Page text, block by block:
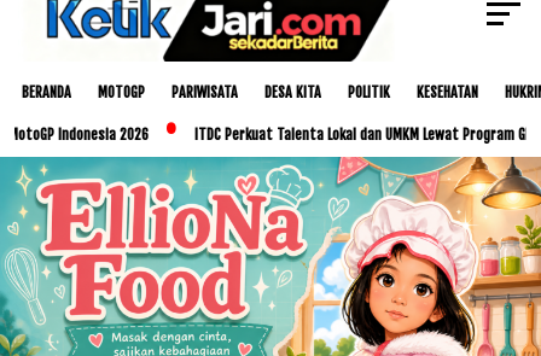
BERANDA MOTOGP PARIWISATA DESA KITA POLITIK KESEHATAN
2026 ITDC Perkuat Talenta Lokal dan UMKM Lewat Program Glorious